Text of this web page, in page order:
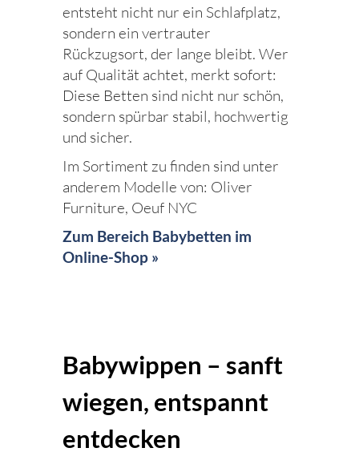
entsteht nicht nur ein Schlafplatz,
sondern ein vertrauter
Rückzugsort, der lange bleibt. Wer
auf Qualität achtet, merkt sofort:
Diese Betten sind nicht nur schön,
sondern spürbar stabil, hochwertig
und sicher.
Im Sortiment zu finden sind unter
anderem Modelle von: Oliver
Furniture, Oeuf NYC
Zum Bereich Babybetten im
Online-Shop »
Babywippen – sanft
wiegen, entspannt
entdecken